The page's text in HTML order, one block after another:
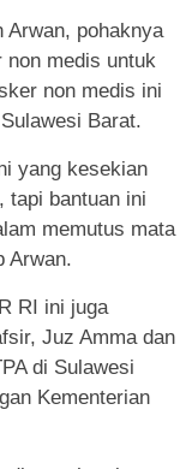
Arwan, pohaknya
non medis untuk
non medis ini
Barat.
yang kesekian
tapi bantuan ini
memutus mata
Arwan.
RI ini juga
Juz Amma dan
di Sulawesi
Kementerian